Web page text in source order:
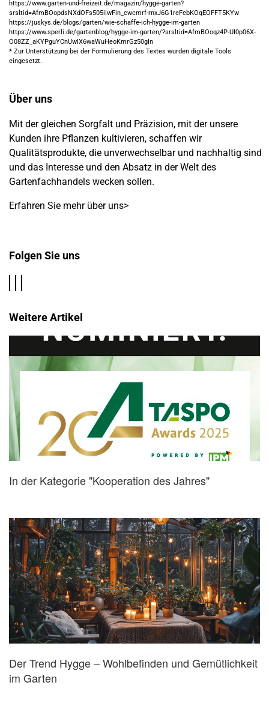
https://www.garten-und-freizeit.de/magazin/hygge-garten?
srsltid=AfmBOopdsNXdOFs505iIwFin_cwcmrf-rnxJ6G1reFebKOqEOFFT5KYw
https://juskys.de/blogs/garten/wie-schaffe-ich-hygge-im-garten
https://www.sperli.de/gartenblog/hygge-im-garten/?srsltid=AfmBOoqz4P-UI0p06X-
O08ZZ_aKYPguYCnUwIX6waWuHeoKmrGz50gIn
* Zur Unterstützung bei der Formulierung des Textes wurden digitale Tools
eingesetzt.
Über uns
Mit der gleichen Sorgfalt und Präzision, mit der unsere
Kunden ihre Pflanzen kultivieren, schaffen wir
Qualitätsprodukte, die unverwechselbar und nachhaltig sind
und das Interesse und den Absatz in der Welt des
Gartenfachhandels wecken sollen.
Erfahren Sie mehr über uns>
Folgen Sie uns
Weitere Artikel
In der Kategorie "Kooperation des Jahres"
Der Trend Hygge – Wohlbefinden und Gemütlichkeit
im Garten